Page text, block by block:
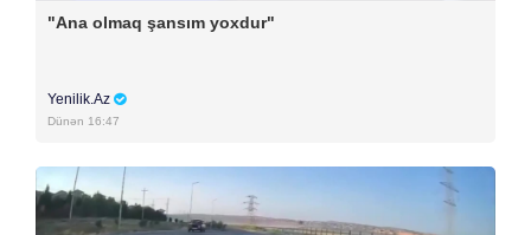
"Ana olmaq şansım yoxdur"
Yenilik.Az
Dünən 16:47